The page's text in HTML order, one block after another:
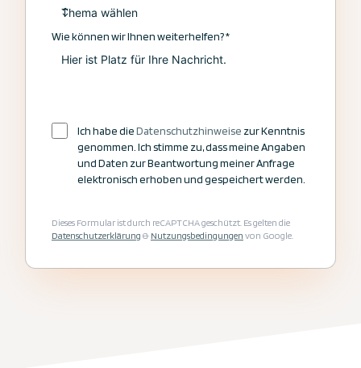
Wie können wir Ihnen weiterhelfen?*
Ich habe dieDatenschutzhinweise zur Kenntnis
genommen. Ich stimme zu, dass meine Angaben
und Daten zur Beantwortung meiner Anfrage
elektronisch erhoben und gespeichert werden.
Dieses Formular ist durch reCAPTCHA geschützt. Es gelten die
Datenschutzerklärung & Nutzungsbedingungen von Google.